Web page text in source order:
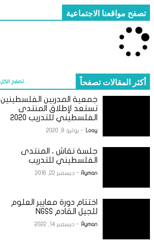
تصفح مواقعنا الاجتماعية
أكثر المقالات تصفحاً تصفح الكل
جمعية المدربين الفلسطينين
تستعد لإطلاق المنتدى
الفلسطيني للتدريب 2020
Loay - يوليو 8, 2020
جلسة نقاش ، المنتدى
الفلسطيني للتدريب
Ayman - ديسمبر 22, 2016
اختتام دورة معايير العلوم
للجيل القادم NGSS
Ayman - ديسمبر 14, 2022